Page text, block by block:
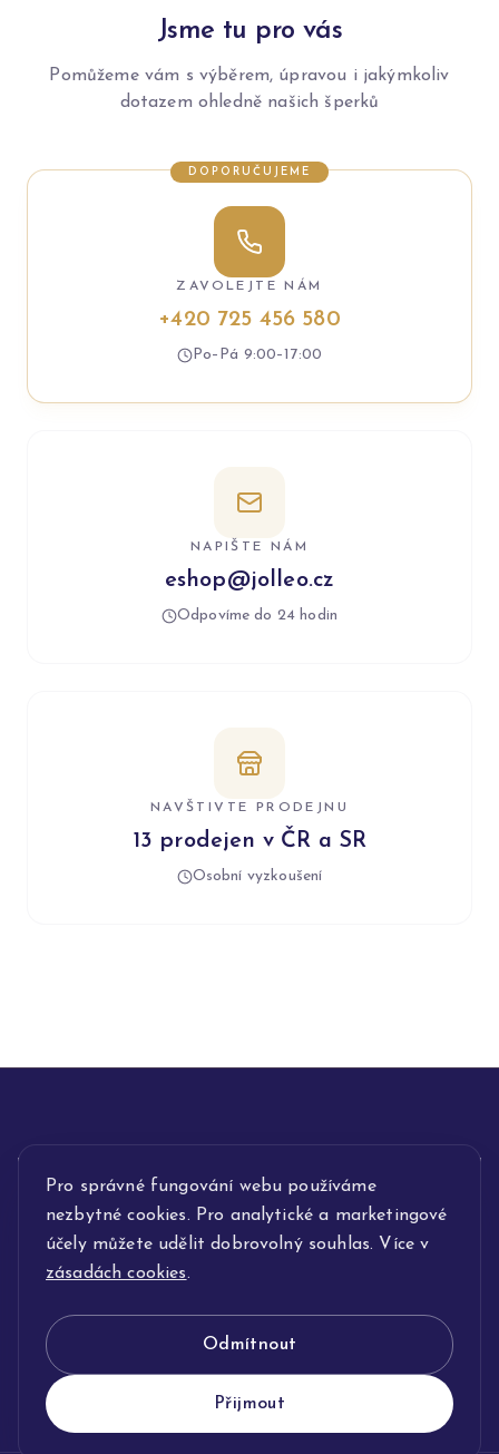
Pro správné fungování webu používáme
nezbytné cookies. Pro analytické a marketingové
účely můžete udělit dobrovolný souhlas. Více v
zásadách cookies.
Odmítnout
Přijmout
Jsme tu pro vás
Pomůžeme vám s výběrem, úpravou i jakýmkoliv
dotazem ohledně našich šperků
DOPORUČUJEME
ZAVOLEJTE NÁM
+420 725 456 580
Po–Pá 9:00–17:00
NAPIŠTE NÁM
eshop@jolleo.cz
Odpovíme do 24 hodin
NAVŠTIVTE PRODEJNU
13 prodejen v ČR a SR
Osobní vyzkoušení
INFORMACE
POPIS SLUŽEB
KLENOTNICTVÍ JOLLEO